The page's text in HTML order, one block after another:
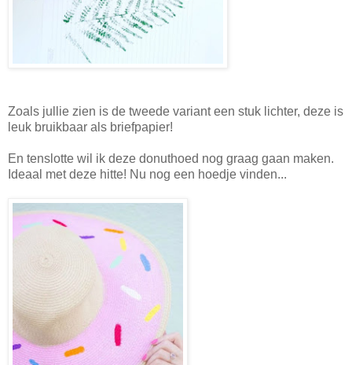
Zoals jullie zien is de tweede variant een stuk lichter, deze is
leuk bruikbaar als briefpapier!
En tenslotte wil ik deze donuthoed nog graag gaan maken.
Ideaal met deze hitte! Nu nog een hoedje vinden...